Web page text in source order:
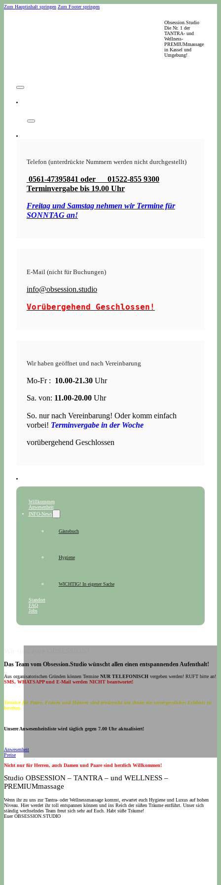
Zum Hauptinhalt springen Zum Footer springen
Obsession.Studio
Die Nr. 1 der
TANTRA- und
Wellness-
PREMIUMmassage
in Kassel und
Umgebung!
Telefon (unterdrückte Nummern werden nicht durchgestellt)
0561-47395841 oder 01522-855 9300
Terminvergabe bis 19.00 Uhr
Freitag und Samstag nehmen wir Termine für
SONNTAG an!
E-Mail (nicht für Buchungen)
info@obsession.studio
Vorübergehend Geschlossen!
Wir haben geöffnet und nach Vereinbarung
Mo-Fr : 10.00-21.30Uhr
Sa. von: 11.00-20.00Uhr
So. nur nach Vereinbarung! Oder komm einfach
vorbei! Terminvergabe in der Woche
vorübergehend Geschlossen
Willkommen
Anwesenheit
INFO-News
Gästebuch
Hygiene
WICHTIG! In eigener Sache
Standort
FAQ
Jobs
Das Team vom Obsession.Studio wünscht allen einen entspannenden Aufenthalt!
Aus organisatorischen Gründen können Termine NUR TELEFONISCH vergeben werden! RUFT bitte an!
SMS, WHATSAPP und E-Mail werden NICHT beantwortet!
Termine für Paare, Frauen und Männer sind erwünscht um ihnen ein unvergessliches Erlebnis zu
bereiten.
Unsere Anwesenheitsliste wird täglich gegen 7.00 Uhr aktualisiert!
Anwesenheit
Preise
Nicht nur für Herren, auch Damen und Paare sind herzlich Willkommen!
Studio OBSESSION – TANTRA – und WELLNESS –
PREMIUMmassage
Wenn ihr zu uns zur Tantra- oder Wellnessmassage kommt, erwartet euch Hygiene und Luxus auf hohen
Niveau. Hier werdet ihr toll entspannen können und ins Reich der süßen Träume entführt. Unser sich
ständig wechselndes Team freut sich sehr auf Euch. Habt süße Träume!
Euer OBSESSION.STUDIO